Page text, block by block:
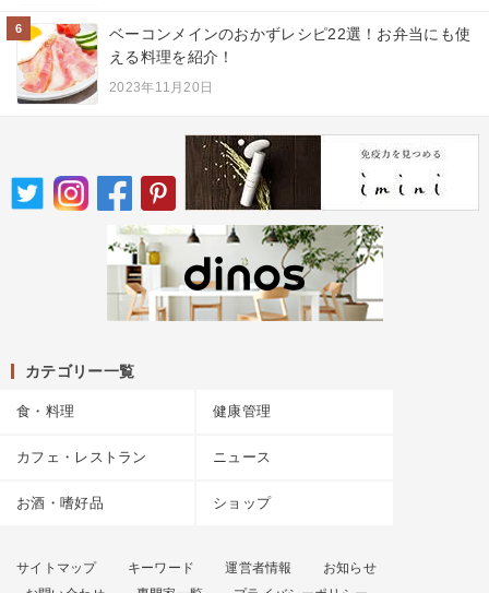
6
ベーコンメインのおかずレシピ22選！お弁当にも使
える料理を紹介！
2023年11月20日
カテゴリー一覧
食・料理 健康管理
カフェ・レストラン ニュース
お酒・嗜好品 ショップ
サイトマップ キーワード 運営者情報
お知らせ